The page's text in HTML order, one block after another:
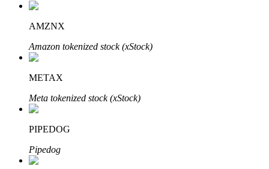
شركاء بيترو
AMZNX
Amazon tokenized stock (xStock)
METAX
Meta tokenized stock (xStock)
PIPEDOG
Pipedog